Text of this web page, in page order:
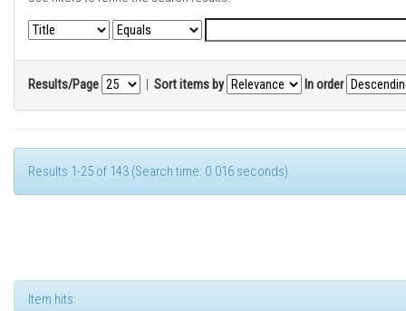
Results/Page | Sort items by In order
Results 1-25 of 143 (Search time: 0.016 seconds).
Item hits: